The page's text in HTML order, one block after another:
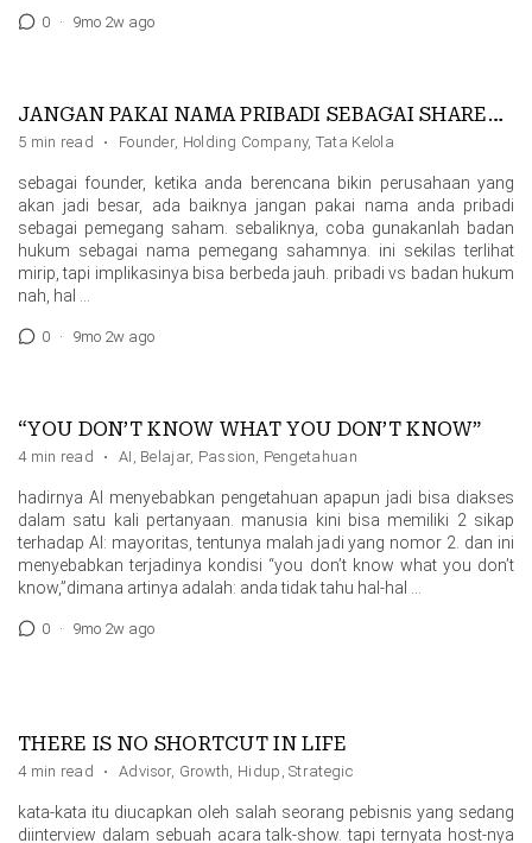
0 · 9mo 2w ago
JANGAN PAKAI NAMA PRIBADI SEBAGAI SHAREHOLDER
5 min read · Founder, Holding Company, Tata Kelola
sebagai founder, ketika anda berencana bikin perusahaan yang
akan jadi besar, ada baiknya jangan pakai nama anda pribadi
sebagai pemegang saham. sebaliknya, coba gunakanlah badan
hukum sebagai nama pemegang sahamnya. ini sekilas terlihat
mirip, tapi implikasinya bisa berbeda jauh. pribadi vs badan hukum
nah, hal …
0 · 9mo 2w ago
“YOU DON’T KNOW WHAT YOU DON’T KNOW”
4 min read · AI , Belajar, Passion, Pengetahuan
hadirnya AI menyebabkan pengetahuan apapun jadi bisa diakses
dalam satu kali pertanyaan. manusia kini bisa memiliki 2 sikap
terhadap AI: mayoritas, tentunya malah jadi yang nomor 2. dan ini
menyebabkan terjadinya kondisi “you don’t know what you don’t
know,”dimana artinya adalah: anda tidak tahu hal-hal …
0 · 9mo 2w ago
THERE IS NO SHORTCUT IN LIFE
4 min read · Advisor, Growth, Hidup ,Strategic
kata-kata itu diucapkan oleh salah seorang pebisnis yang sedang
diinterview dalam sebuah acara talk-show. tapi ternyata host-nya